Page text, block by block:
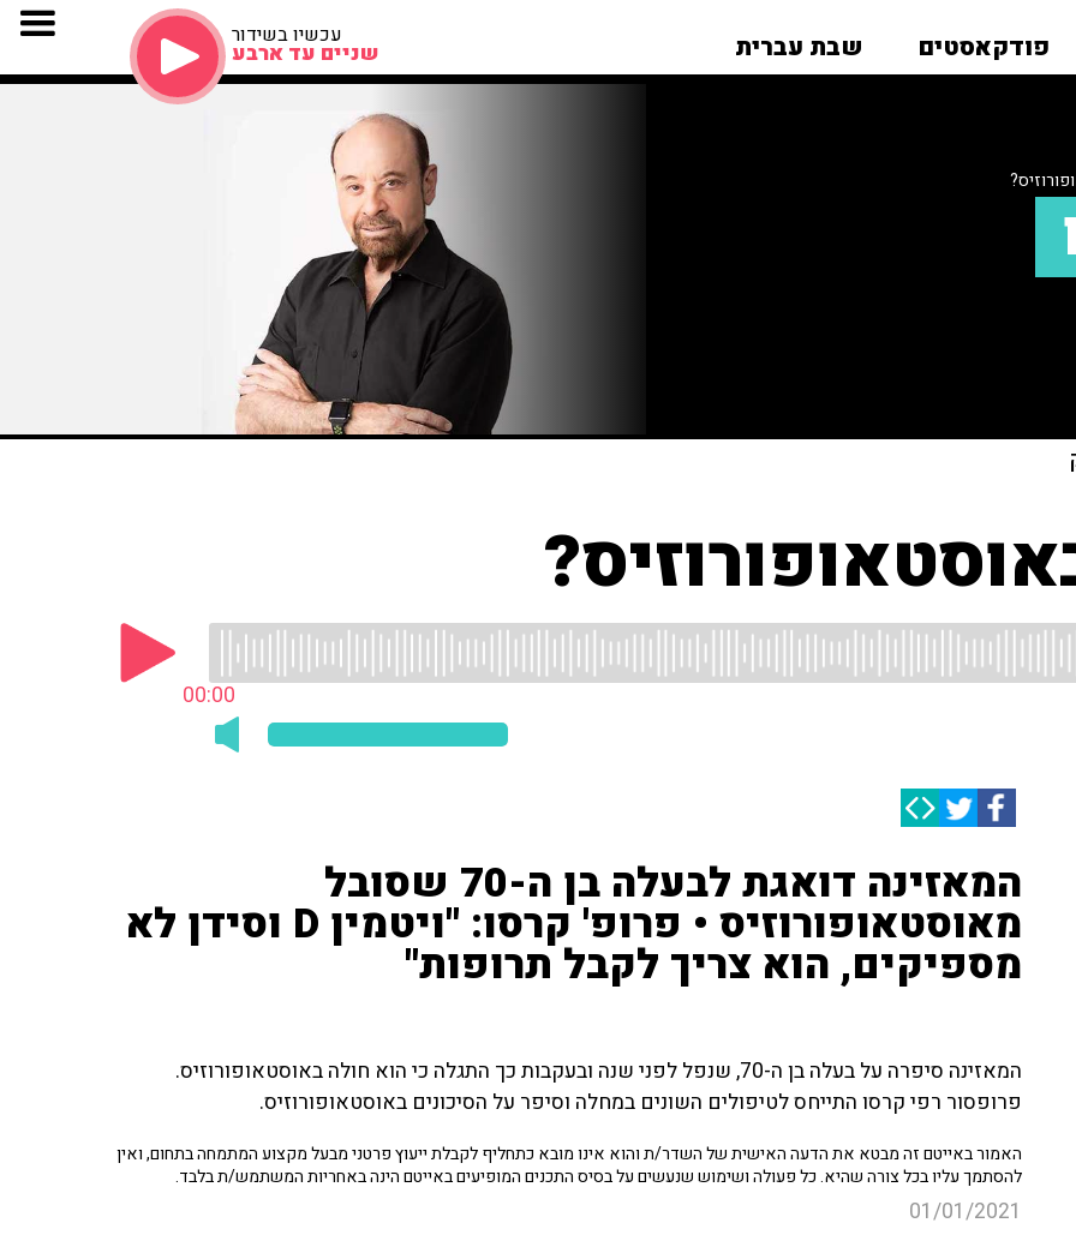
פודקאסטים שבת עברית עכשיו בשידור
שניים עד ארבע
00:00
המאזינה דואגת לבעלה בן ה-70 שסובל
מאוסטאופורוזיס • פרופ' קרסו: "ויטמין D וסידן לא
מספיקים, הוא צריך לקבל תרופות"
המאזינה סיפרה על בעלה בן ה-70, שנפל לפני שנה ובעקבות כך התגלה כי הוא חולה באוסטאופורוזיס.
פרופסור רפי קרסו התייחס לטיפולים השונים במחלה וסיפר על הסיכונים באוסטאופורוזיס.
האמור באייטם זה מבטא את הדעה האישית של השדר/ת והוא אינו מובא כתחליף לקבלת ייעוץ פרטני מבעל מקצוע המתמחה בתחום, ואין
להסתמך עליו בכל צורה שהיא. כל פעולה ושימוש שנעשים על בסיס התכנים המופיעים באייטם הינה באחריות המשתמש/ת בלבד.
01/01/2021